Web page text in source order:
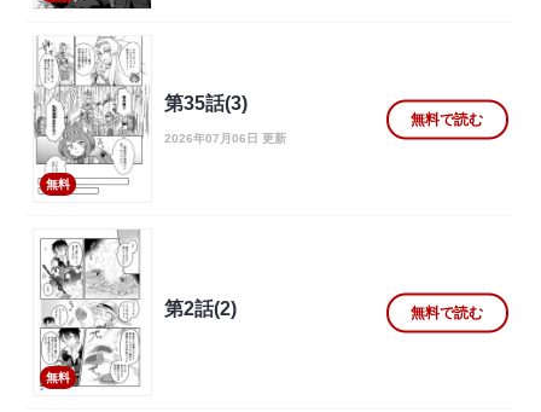
無料
第35話(3)
2026年07月06日 更新
無料で読む
無料
第2話(2) 無料で読む